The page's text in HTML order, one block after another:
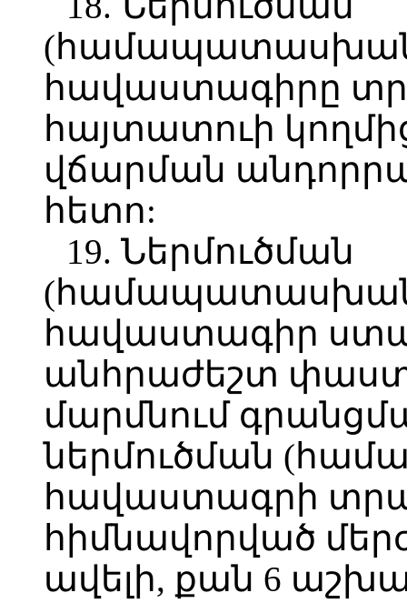
հավաստագիրը
հայտատուի
վճարման
հետո:
19. Ներմուծման
հավաստագիր
անհրաժեշտ
մարմնում
ներմուծման
հավաստագրի
հիմնավորված
ավելի, քան 6